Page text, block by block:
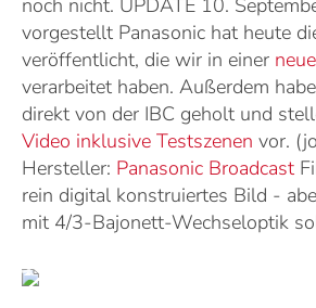
noch nicht. UPDATE 10.
vorgestellt Panasonic hat heute
veröffentlicht, die wir in einer
verarbeitet haben. Außerdem
direkt von der IBC geholt und
Video inklusive Testszenen vor.
Hersteller: Panasonic Broadcast
rein digital konstruiertes Bild -
mit 4/3-Bajonett-Wechseloptik